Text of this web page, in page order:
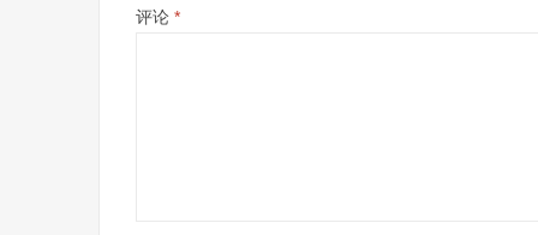
评论 *